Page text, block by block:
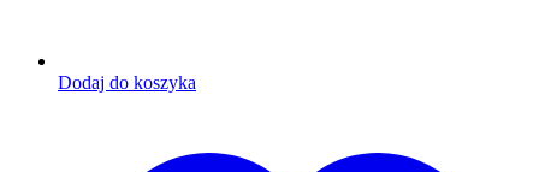
Dodaj do koszyka